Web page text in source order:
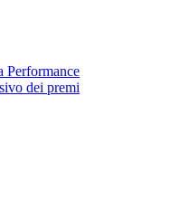
Performance
dei premi